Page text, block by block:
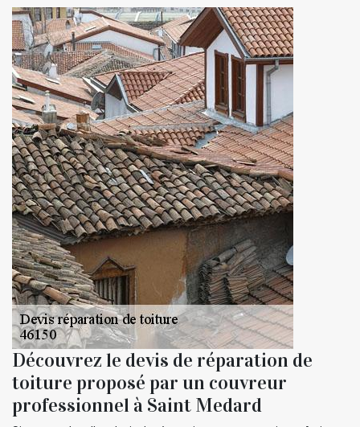
Découvrez le devis de réparation de
toiture proposé par un couvreur
professionnel à Saint Medard